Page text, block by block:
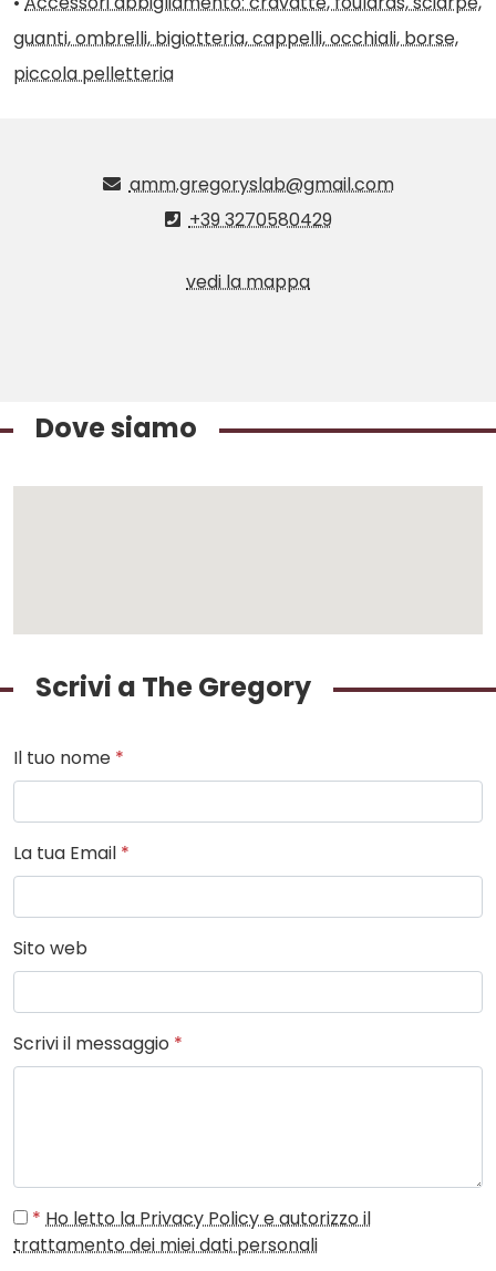
guanti, ombrelli, bigiotteria, cappelli, occhiali, borse,
piccola pelletteria
amm.gregoryslab@gmail.com
+39 3270580429
vedi la mappa
Dove siamo
Scrivi a The Gregory
Il tuo nome *
La tua Email *
Sito web
Scrivi il messaggio *
* Ho letto la Privacy Policy e autorizzo il
trattamento dei miei dati personali